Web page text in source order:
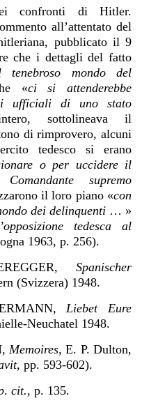
confronti di Hitler.
all’attentato del
pubblicato il 9
che i dettagli del fatto
tenebroso mondo del
«ci si attenderebbe
ufficiali di uno stato
sottolineava il
di rimprovero, alcuni
tedesco si erano
o per uccidere il
supremo
il loro piano «con
dei delinquenti … »
tedesca al
1963, p. 256).
Spanischer
(Svizzera) 1948.
Liebet Eure
Neuchatel 1948.
Memoires,E. P. Dulton,
pp. 593-602).
. cit., p. 135.